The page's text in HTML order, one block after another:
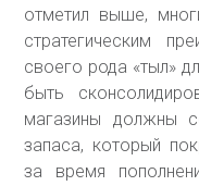
отметил выше,
стратегическим
своего рода «тыл»
быть
магазины должны
запаса, который
за время